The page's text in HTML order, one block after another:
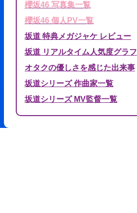
櫻坂46 写真集一覧
櫻坂46 個人PV一覧
坂道 特典メガジャケ レビュー
坂道 リアルタイム人気度グラフ
オタクの優しさを感じた出来事
坂道シリーズ 作曲家一覧
坂道シリーズ MV監督一覧